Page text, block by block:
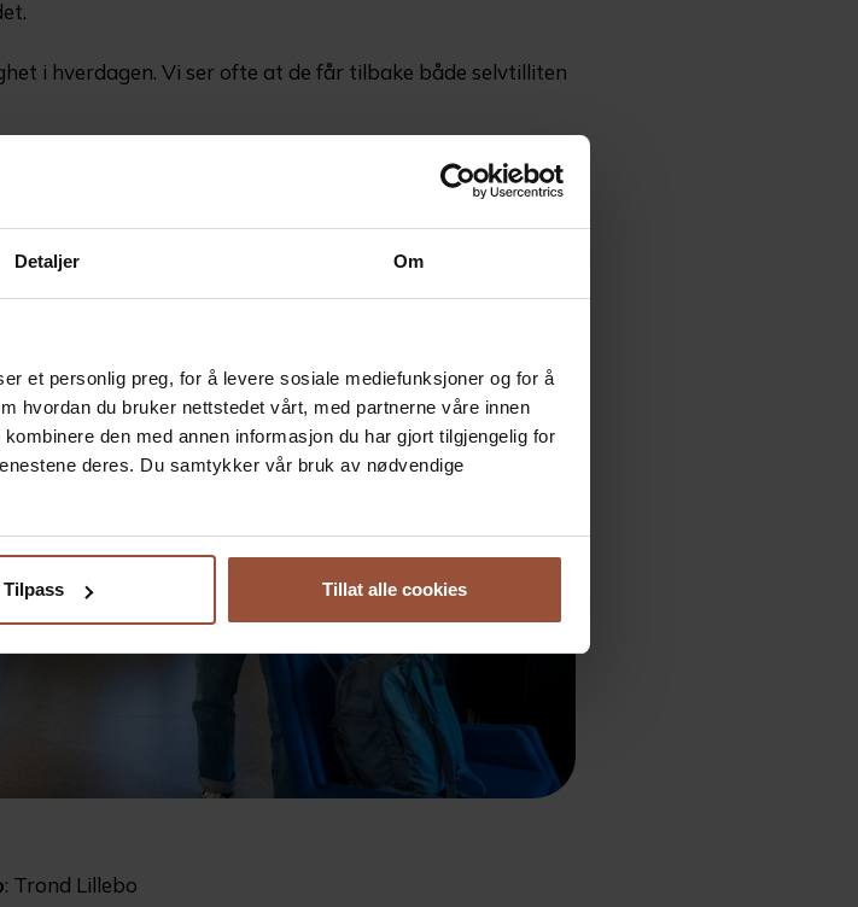
Detaljer Om
et personlig preg, for å levere sosiale mediefunksjoner og for å
hvordan du bruker nettstedet vårt, med partnerne våre innen
den med annen informasjon du har gjort tilgjengelig for
deres. Du samtykker vår bruk av nødvendige
Tilpass Tillat alle cookies
i hverdagen. Vi ser ofte at de får tilbake både selvtilliten
Neumann-Grue. Han reiser jevnlig til Apollo Hårsenter på
stor forskjell i hverdagen.
: Trond Lillebo